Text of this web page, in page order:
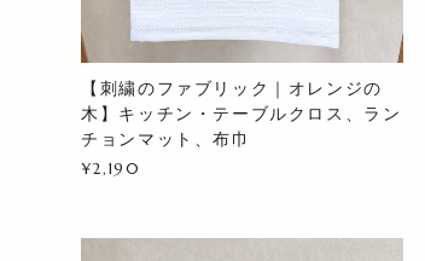
【刺繍のファブリック｜オレンジの
木】キッチン・テーブルクロス、ラン
チョンマット、布巾
¥2,190